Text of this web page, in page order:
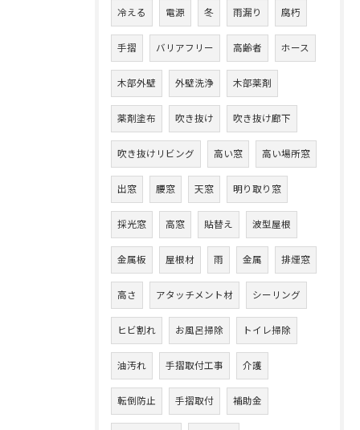
冷える 電源 冬 雨漏り 腐朽
手摺 バリアフリー 高齢者 ホース
木部外壁 外壁洗浄 木部薬剤
薬剤塗布 吹き抜け 吹き抜け廊下
吹き抜けリビング 高い窓 高い場所窓
出窓 腰窓 天窓 明り取り窓
採光窓 高窓 貼替え 波型屋根
金属板 屋根材 雨 金属 排煙窓
高さ アタッチメント材 シーリング
ヒビ割れ お風呂掃除 トイレ掃除
油汚れ 手摺取付工事 介護
転倒防止 手摺取付 補助金